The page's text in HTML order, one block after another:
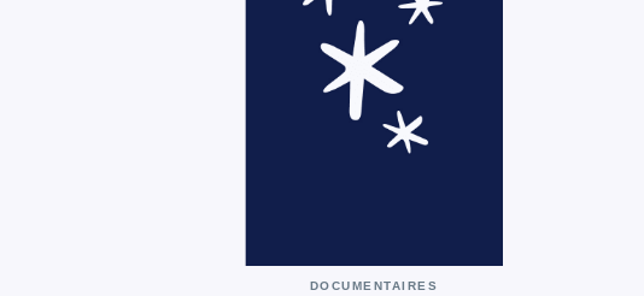
DOCUMENTAIRES